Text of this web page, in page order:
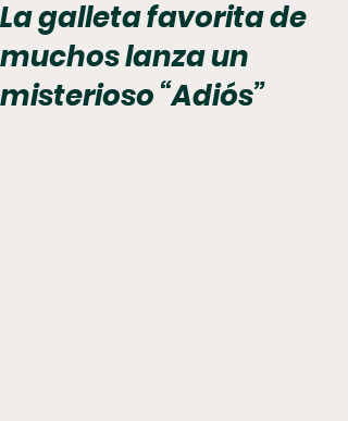
La galleta favorita de
muchos lanza un
misterioso “Adiós”